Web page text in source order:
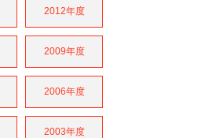
2012年度
2009年度
2006年度
2003年度